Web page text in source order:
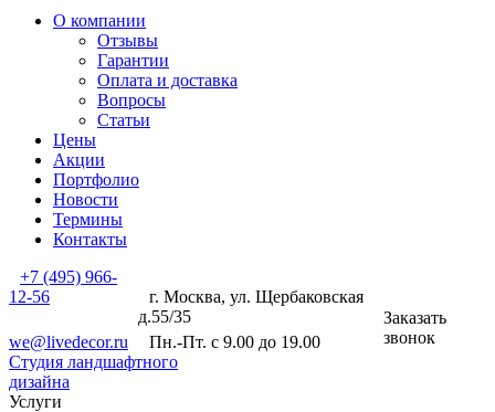
О компании
Отзывы
Гарантии
Оплата и доставка
Вопросы
Статьи
Цены
Акции
Портфолио
Новости
Термины
Контакты
+7 (495) 966-
12-56
we@livedecor.ru
г. Москва, ул. Щербаковская
д.55/35
Пн.-Пт. с 9.00 до 19.00
Заказать
звонок
Студия ландшафтного
дизайна
Услуги